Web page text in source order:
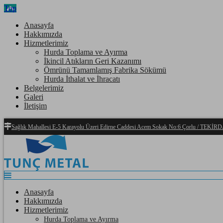
Top
Anasayfa
Hakkımızda
Hizmetlerimiz
Hurda Toplama ve Ayırma
İkincil Atıkların Geri Kazanımı
Ömrünü Tamamlamış Fabrika Sökümü
Hurda İthalat ve İhracatı
Belgelerimiz
Galeri
İletişim
Sağlık Mahallesi E-5 Karayolu Üzeri Edirne Caddesi Acem Sokak No:6 Çorlu /
Anasayfa
Hakkımızda
Hizmetlerimiz
Hurda Toplama ve Ayırma